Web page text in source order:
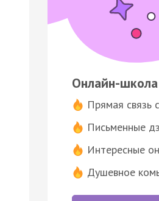
Онлайн-
Прямая связь
Письменные
Интересные
Душевное